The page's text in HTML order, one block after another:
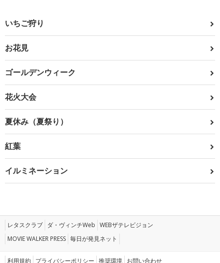
いちご狩り
お花見
ゴールデンウィーク
花火大会
夏休み（夏祭り）
紅葉
イルミネーション
レタスクラブ ダ・ヴィンチWeb WEBザテレビジョン
MOVIE WALKER PRESS 毎日が発見ネット
利用規約 プライバシーポリシー 推奨環境 お問い合わせ